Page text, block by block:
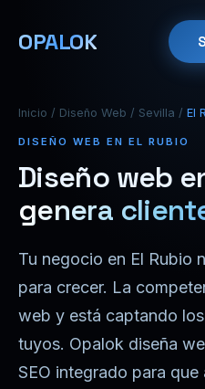
OPALOK
Inicio / Diseño Web / Sevilla / El
DISEÑO WEB EN EL RUBIO
Diseño web
genera
Tu negocio en El Rubio
para crecer. La
web y está captando
tuyos. Opalok diseña
SEO integrado para